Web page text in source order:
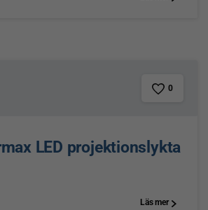
0
LED projektionslykta
Läs mer